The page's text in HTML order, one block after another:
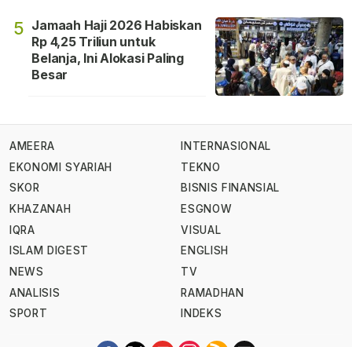
5 Jamaah Haji 2026 Habiskan
Rp 4,25 Triliun untuk
Belanja, Ini Alokasi Paling
Besar
AMEERA
EKONOMI SYARIAH
SKOR
KHAZANAH
IQRA
ISLAM DIGEST
NEWS
ANALISIS
SPORT
INTERNASIONAL
TEKNO
BISNIS FINANSIAL
ESGNOW
VISUAL
ENGLISH
TV
RAMADHAN
INDEKS